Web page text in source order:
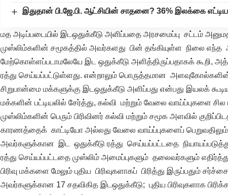
இதுதான் பி.ஜே.பி. ஆட்சியின் சாதனை? 36% இலக்கை
மத அடிப்படையில் இடஒதுக்கீடு அளிப்பதை அரசமைப்பு சட்டம்
முஸ்லிம்களின் சமூகத்தில் அவர்களது பின் தங்கியுள்ள நிலை எந்த
மேற்கொள்ளப்படாமலேயே இட ஒதுக்கீடு அளித்திருப்பதாகக் கூறி,
ரத்து செய்யப்பட்டுள்ளது. என்றாலும் பொருத்தமான
சிறுபான்மை மக்களுக்கு இடஒதுக்கீடு அளிப்பது என்பது இயலக்
மக்களின் பட்டியலில் சேர்த்து, கல்வி மற்றும் வேலை வாய்ப்புகளை
முஸ்லிம்களின் பெரும் பிரிவினர் கல்வி மற்றும் சமூக அளவில்
காரணத்தைக் காட்டியோ அல்லது வேலை வாய்ப்புகளைப்
அவர்களுக்கான இட ஒதுக்கீடு ரத்து செய்யப்பட்டதை
ரத்து செய்யப்பட்டதை முஸ்லிம் அமைப்புகளும் தலைவர்களும்
பிரிவு மக்களை மேலும் புதிய பிரிவுகளாகப் பிரித்து இருப்பதும்
அவர்களுக்கான 17 சதவிகித இடஒதுக்கீடு; புதிய பிரிவுகளாக